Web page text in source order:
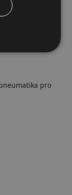
pro
pro